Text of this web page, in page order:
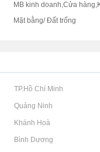
MB kinh doanh,Cửa
Mặt bằng/ Đất trống
tại TP.Hồ Chí Minh
tại Quảng Ninh
tại Khánh Hoà
tại Bình Dương